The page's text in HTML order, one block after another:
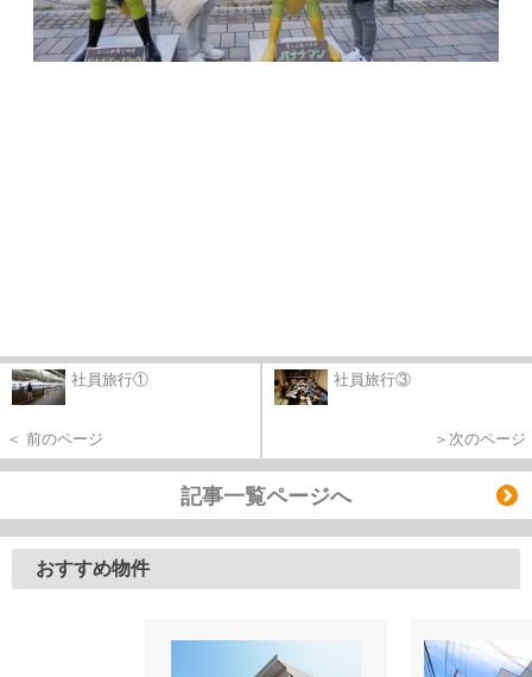
社員旅行①
＜ 前のページ
社員旅行③
＞次のページ
記事一覧ページへ
おすすめ物件